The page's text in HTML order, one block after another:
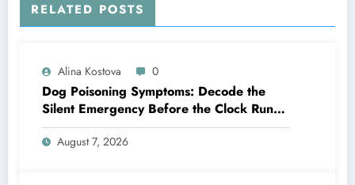
RELATED POSTS
Alina Kostova 0
Dog Poisoning Symptoms: Decode the
Silent Emergency Before the Clock Runs
Out
August 7, 2026